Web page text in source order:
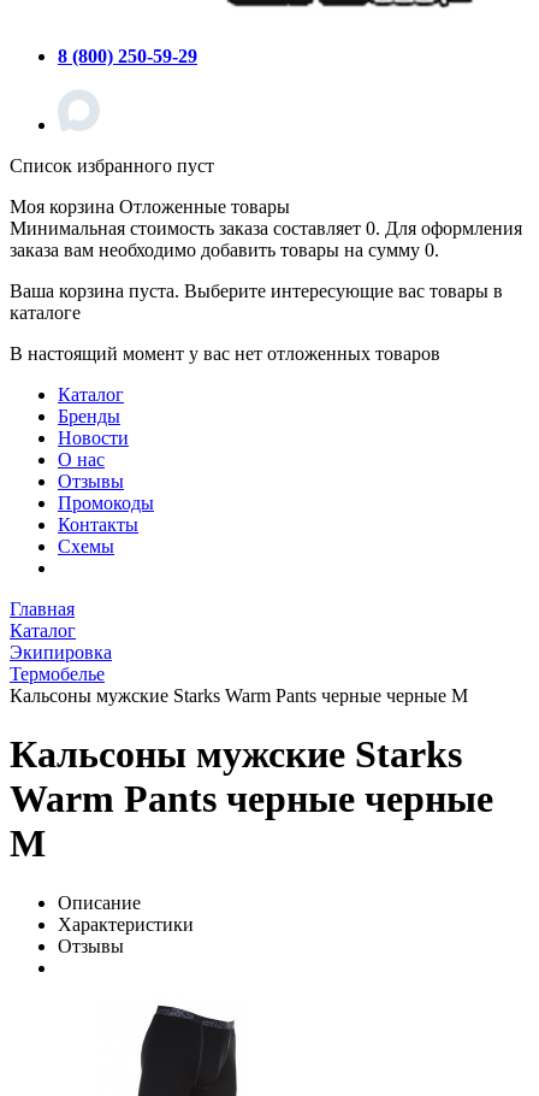
8 (800) 250-59-29
Список избранного пуст
Моя корзина Отложенные товары
Минимальная стоимость заказа составляет 0. Для оформления
заказа вам необходимо добавить товары на сумму 0.
Ваша корзина пуста. Выберите интересующие вас товары в
каталоге
В настоящий момент у вас нет отложенных товаров
Каталог
Бренды
Новости
О нас
Отзывы
Промокоды
Контакты
Схемы
Главная
Каталог
Экипировка
Термобелье
Кальсоны мужские Starks Warm Pants черные черные M
Кальсоны мужские Starks
Warm Pants черные черные
M
Описание
Характеристики
Отзывы